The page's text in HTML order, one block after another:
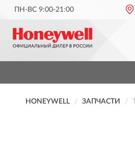
ПН-ВС 9:00-21:00
HONEYWELL ЗАПЧАСТИ